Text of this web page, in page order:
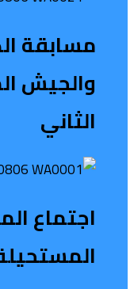
مسابقة
والجيش
الثاني
اجتماع